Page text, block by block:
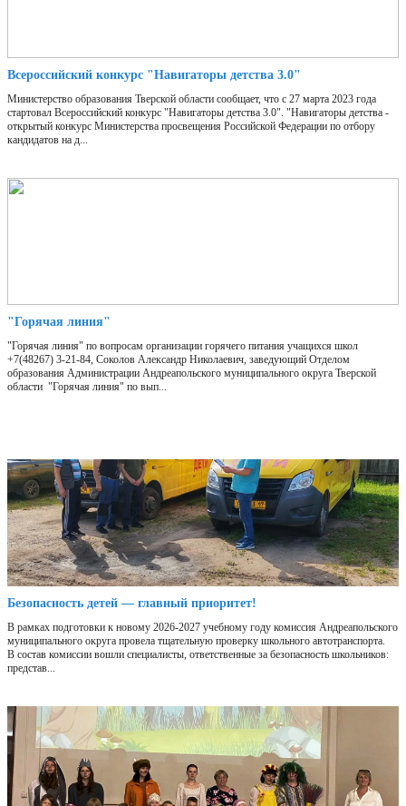
Всероссийский конкурс "Навигаторы детства 3.0"
Министерство образования Тверской области сообщает, что с 27 марта 2023 года
стартовал Всероссийский конкурс "Навигаторы детства 3.0". "Навигаторы детства -
открытый конкурс Министерства просвещения Российской Федерации по отбору
кандидатов на д...
"Горячая линия"
"Горячая линия" по вопросам организации горячего питания учащихся школ
+7(48267) 3-21-84, Соколов Александр Николаевич, заведующий Отделом
образования Администрации Андреапольского муниципального округа Тверской
области "Горячая линия" по вып...
Безопасность детей — главный приоритет!
В рамках подготовки к новому 2026-2027 учебному году комиссия Андреапольского
муниципального округа провела тщательную проверку школьного автотранспорта.
В состав комиссии вошли специалисты, ответственные за безопасность школьников:
представ...